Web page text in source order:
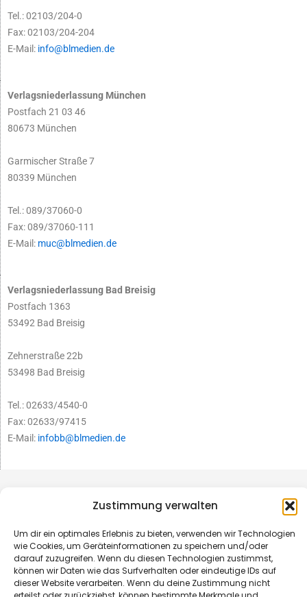
Zustimmung verwalten
Um dir ein optimales Erlebnis zu bieten, verwenden wir Technologien
wie Cookies, um Geräteinformationen zu speichern und/oder
darauf zuzugreifen. Wenn du diesen Technologien zustimmst,
können wir Daten wie das Surfverhalten oder eindeutige IDs auf
dieser Website verarbeiten. Wenn du deine Zustimmung nicht
Tel.: 02103/204-0
Fax: 02103/204-204
E-Mail: info@blmedien.de
Verlagsniederlassung München
Postfach 21 03 46
80673 München
Garmischer Straße 7
80339 München
Tel.: 089/37060-0
Fax: 089/37060-111
E-Mail: muc@blmedien.de
Verlagsniederlassung Bad Breisig
Postfach 1363
53492 Bad Breisig
Zehnerstraße 22b
53498 Bad Breisig
Tel.: 02633/4540-0
Fax: 02633/97415
E-Mail: infobb@blmedien.de